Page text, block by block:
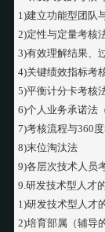
1)建立功能型团队
2)定性与定量考核
3)有效理解结果、
4)关键绩效指标考
5)平衡计分卡考核
6)个人业务承诺法
7)考核流程与360
8)末位淘汰法
9)各层次技术人员
9.研发技术型人才
1)研发技术型人才
2)培育部属（辅导